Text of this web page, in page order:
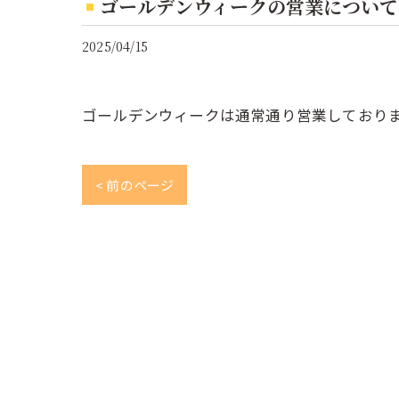
ゴールデンウィークの営業について
2025/04/15
ゴールデンウィークは通常通り営業しておりま
< 前のページ